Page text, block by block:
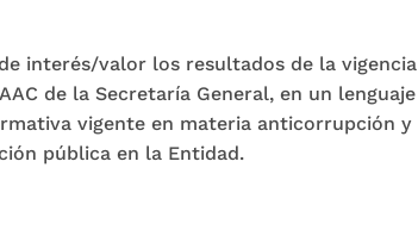
interés/valor los resultados de la vigencia
de la Secretaría General, en un lenguaje
vigente en materia anticorrupción y
pública en la Entidad.